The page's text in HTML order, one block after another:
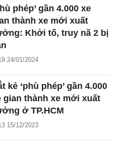
phép’ gần 4.000 xe
thành xe mới xuất
Khởi tố, truy nã 2 bị
24/01/2024
kẻ ‘phù phép’ gần 4.000
gian thành xe mới xuất
ở TP.HCM
15/12/2023